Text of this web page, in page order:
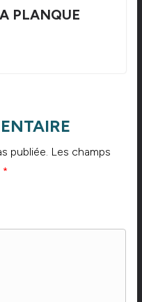
PLANQUE
publiée. Les champs
*